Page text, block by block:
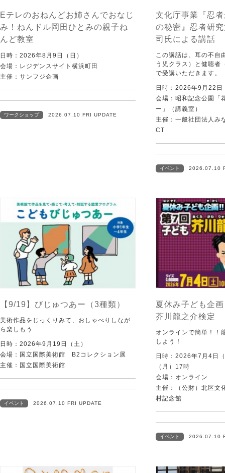
Eテレのおねんどお姉さんでおなじ
み！ねんドル岡田ひとみの親子ね
んど教室
日時：2026年8月9日（日）
会場：レジデンスサイト横浜町田
主催：サンフジ企画
ワークショップ 2026.07.10 FRI UPDATE
文化庁事業『忍
の秘密』忍者研
司氏による講話
この講話は、耳の不自
う児クラス）と健聴者
で受講いただきます。
日時：2026年9月22日
会場：昭和記念公園「
ー」（講義室）
主催：一般社団法人み
CT
イベント 2026.07.10
【9/19】びじゅつあー（3種類）
美術作品をじっくりみて、おしゃべりしなが
ら楽しもう
日時：2026年9月19日（土）
会場：国立国際美術館 B2コレクション展
主催：国立国際美術館
イベント 2026.07.10 FRI UPDATE
夏休み子ども企
芥川龍之介検定
オンラインで簡単！！
しよう！
日時：2026年7月4日
（月）17時
会場：オンライン
主催：（公財）北区
村記念館
イベント 2026.07.10